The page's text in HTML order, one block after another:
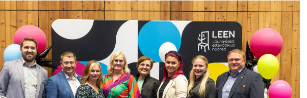
Lõppenud projektid
30 aastat Tartumaa
Omavalitsuste Liitu
ja heaoluprofiil 2021
Partnerid
Tartumaa loomerada
Toimunud
Arengusuunad